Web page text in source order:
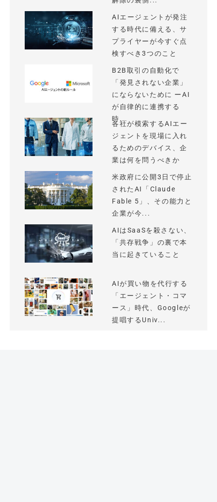
AIエージェントが発注
する時代に備える、サ
プライヤーが今すぐ点
検すべき3つのこと
B2B取引の自動化で
「発見されない企業」
にならないために ーAI
が自律的に連携する
時...
各社が模索するAIエー
ジェントを現場に入れ
るためのデバイス、企
業は何を問うべきか
米政府に公開3日で停止
されたAI「Claude
Fable 5」、その能力と
企業が今...
AIはSaaSを殺さない、
「共存戦争」の裏で本
当に起きていること
AIが買い物を代行する
「エージェント・コマ
ース」時代、Googleが
提唱するUniv...